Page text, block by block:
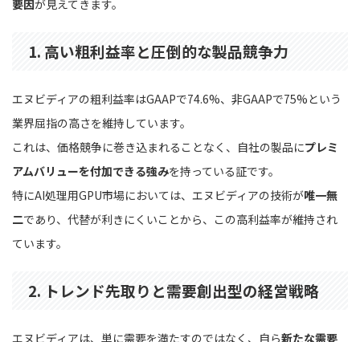
要因が見えてきます。
1. 高い粗利益率と圧倒的な製品競争力
エヌビディアの粗利益率はGAAPで74.6%、非GAAPで75%という
業界屈指の高さを維持しています。
これは、価格競争に巻き込まれることなく、自社の製品にプレミ
アムバリューを付加できる強みを持っている証です。
特にAI処理用GPU市場においては、エヌビディアの技術が唯一無
二であり、代替が利きにくいことから、この高利益率が維持され
ています。
2. トレンド先取りと需要創出型の経営戦略
エヌビディアは、単に需要を満たすのではなく、自ら新たな需要